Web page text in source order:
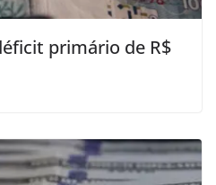
primário de R$